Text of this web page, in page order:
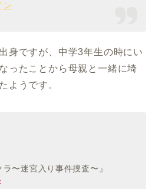
ン
身ですが、中学3年生の時にい
ったことから母親と一緒に埼
ようです。
〜迷宮入り事件捜査〜』